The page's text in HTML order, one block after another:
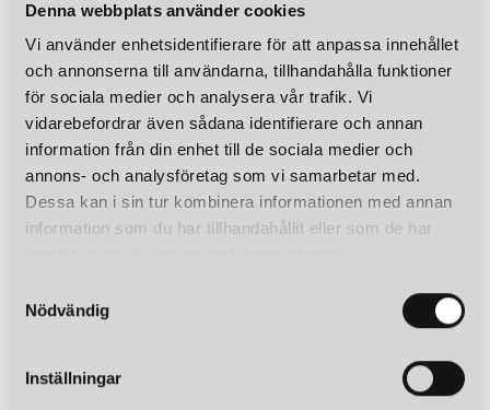
Denna webbplats använder cookies
Vi använder enhetsidentifierare för att anpassa innehållet
och annonserna till användarna, tillhandahålla funktioner
för sociala medier och analysera vår trafik. Vi
vidarebefordrar även sådana identifierare och annan
information från din enhet till de sociala medier och
annons- och analysföretag som vi samarbetar med.
Dessa kan i sin tur kombinera informationen med annan
information som du har tillhandahållit eller som de har
Nödvändig
Inställningar